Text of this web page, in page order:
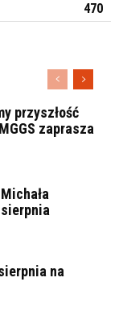
470
przyszłość
zaprasza
na